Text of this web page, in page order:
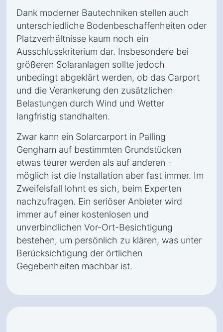
Dank moderner Bautechniken stellen auch
unterschiedliche Bodenbeschaffenheiten oder
Platzverhältnisse kaum noch ein
Ausschlusskriterium dar. Insbesondere bei
größeren Solaranlagen sollte jedoch
unbedingt abgeklärt werden, ob das Carport
und die Verankerung den zusätzlichen
Belastungen durch Wind und Wetter
langfristig standhalten.
Zwar kann ein Solarcarport in Palling
Gengham auf bestimmten Grundstücken
etwas teurer werden als auf anderen –
möglich ist die Installation aber fast immer. Im
Zweifelsfall lohnt es sich, beim Experten
nachzufragen. Ein seriöser Anbieter wird
immer auf einer kostenlosen und
unverbindlichen Vor-Ort-Besichtigung
bestehen, um persönlich zu klären, was unter
Berücksichtigung der örtlichen
Gegebenheiten machbar ist.